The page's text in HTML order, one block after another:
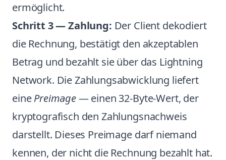
ermöglicht.
Schritt 3 — Zahlung: Der Client dekodiert
die Rechnung, bestätigt den akzeptablen
Betrag und bezahlt sie über das Lightning
Network. Die Zahlungsabwicklung liefert
einePreimage— einen 32-Byte-Wert, der
kryptografisch den Zahlungsnachweis
darstellt. Dieses Preimage darf niemand
kennen, der nicht die Rechnung bezahlt hat.